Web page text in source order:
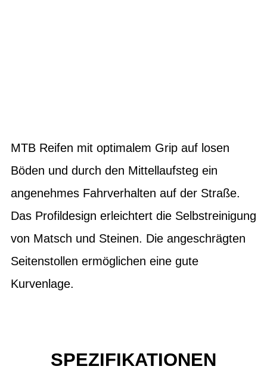
MTB Reifen mit optimalem Grip auf losen
Böden und durch den Mittellaufsteg ein
angenehmes Fahrverhalten auf der Straße.
Das Profildesign erleichtert die Selbstreinigung
von Matsch und Steinen. Die angeschrägten
Seitenstollen ermöglichen eine gute
Kurvenlage.
SPEZIFIKATIONEN